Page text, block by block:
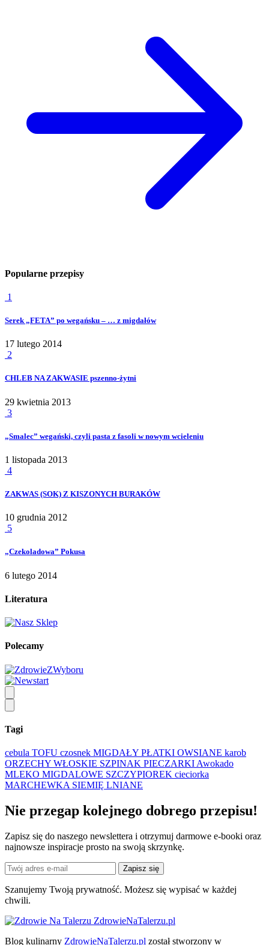
Popularne przepisy
1
Serek „FETA” po wegańsku – … z migdałów
17 lutego 2014
2
CHLEB NA ZAKWASIE pszenno-żytni
29 kwietnia 2013
3
„Smalec” wegański, czyli pasta z fasoli w nowym wcieleniu
1 listopada 2013
4
ZAKWAS (SOK) Z KISZONYCH BURAKÓW
10 grudnia 2012
5
„Czekoladowa” Pokusa
6 lutego 2014
Literatura
Polecamy
Tagi
cebula TOFU czosnek MIGDAŁY PŁATKI OWSIANE karob
ORZECHY WŁOSKIE SZPINAK PIECZARKI Awokado
MLEKO MIGDALOWE SZCZYPIOREK cieciorka
MARCHEWKA SIEMIĘ LNIANE
Nie przegap kolejnego dobrego przepisu!
Zapisz się do naszego newslettera i otrzymuj darmowe e-booki oraz
najnowsze inspiracje prosto na swoją skrzynkę.
Zapisz się
Szanujemy Twoją prywatność. Możesz się wypisać w każdej
chwili.
ZdrowieNaTalerzu.pl
Blog kulinarny ZdrowieNaTalerzu.pl został stworzony w